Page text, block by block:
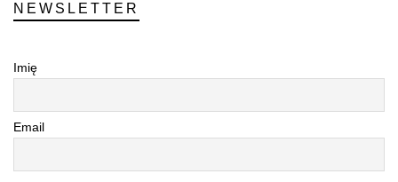
NEWSLETTER
Imię
Email